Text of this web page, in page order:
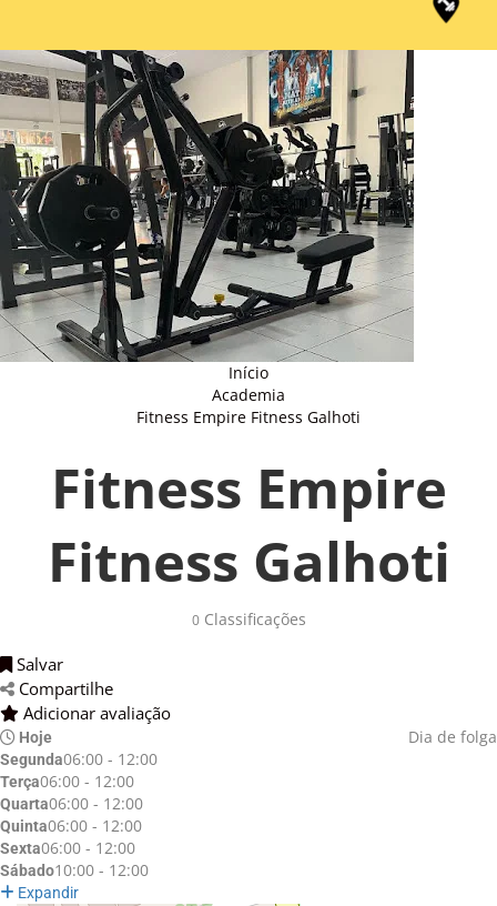
Início
Academia
Fitness Empire Fitness Galhoti
Fitness Empire
Fitness Galhoti
0Classificações
Salvar
Compartilhe
Adicionar avaliação
Hoje Dia de folga
Segunda06:00 - 12:00
Terça06:00 - 12:00
Quarta06:00 - 12:00
Quinta06:00 - 12:00
Sexta06:00 - 12:00
Sábado10:00 - 12:00
Expandir